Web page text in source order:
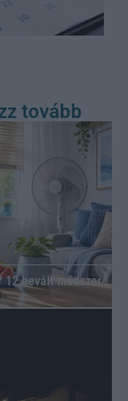
tovább
bevált módszer